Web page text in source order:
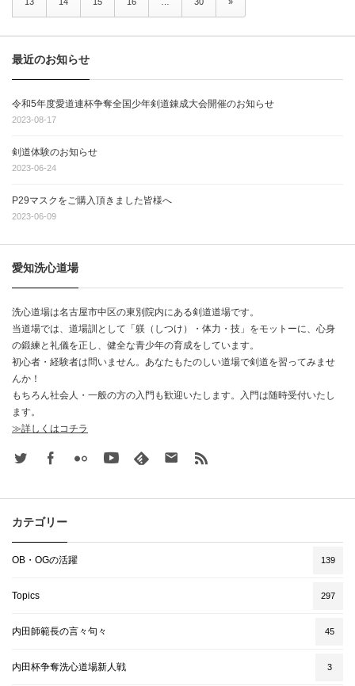
最近のお知らせ
令和5年度愛道連杯争奪全国少年剣道錬成大会開催のお知らせ
2023-08-17
剣道体験のお知らせ
2023-06-24
P29マスクをご購入頂きました皆様へ
2023-06-09
愛知洗心道場
洗心道場は名古屋市中区の東別院内にある剣道道場です。
当道場では、道場訓として「躾（しつけ）・体力・技」をモットーに、心身
の鍛練と礼儀を正し、健全な青少年の育成をしています。
初心者・経験者は問いません。あなたもたのしい道場で剣道を習ってみませ
んか！
もちろん社会人・一般の方の入門も歓迎いたします。入門は随時受付いたし
ます。
≫詳しくはコチラ
Twitter FacebookFlickr Youtube feedly Contact
カテゴリー
OB・OGの活躍 139
Topics 297
内田師範長の言々句々 45
内田杯争奪洗心道場新人戦 3